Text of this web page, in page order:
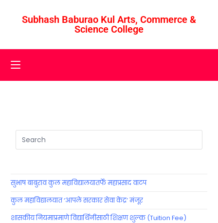
Subhash Baburao Kul Arts, Commerce &
Science College
सुभाष बाबुराव कुल महाविद्यालयातर्फे महाप्रसाद वाटप
कुल महाविद्यालयात ‘आपले सरकार सेवा केंद्र’ मंजूर
शासकीय नियमाप्रमाणे विद्यार्थिनींसाठी शिक्षण शुल्क (Tuition Fee)